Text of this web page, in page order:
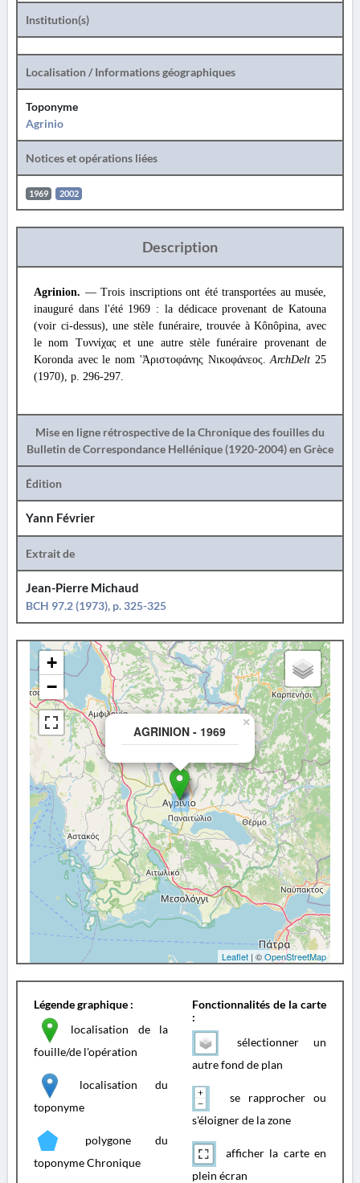
Institution(s)
Localisation / Informations géographiques
Toponyme
Agrinio
Notices et opérations liées
1969 2002
Description
Agrinion. — Trois inscriptions ont été transportées au musée,
inauguré dans l'été 1969 : la dédicace provenant de Katouna
(voir ci-dessus), une stèle funéraire, trouvée à Kônôpina, avec
le nom Τυννίχας et une autre stèle funéraire provenant de
Koronda avec le nom 'Ἀριστοφάνης Νικοφάνεος.ArchDelt 25
(1970), p. 296-297.
Mise en ligne rétrospective de la Chronique des fouilles du
Bulletin de Correspondance Hellénique (1920-2004) en Grèce
Édition
Yann Février
Extrait de
Jean-Pierre Michaud
BCH 97.2 (1973), p. 325-325
AGRINION - 1969
×
+
−
Leaflet | ©OpenStreetMap
Légende graphique :
localisation de la
fouille/de l'opération
localisation du
toponyme
polygone du
toponyme Chronique
Fonctionnalités de la carte
:
sélectionner un
autre fond de plan
se rapprocher ou
s'éloigner de la zone
afficher la carte en
plein écran